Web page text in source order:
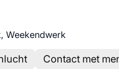
Weekendwerk
Contact met